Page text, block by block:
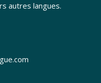
autres langues.